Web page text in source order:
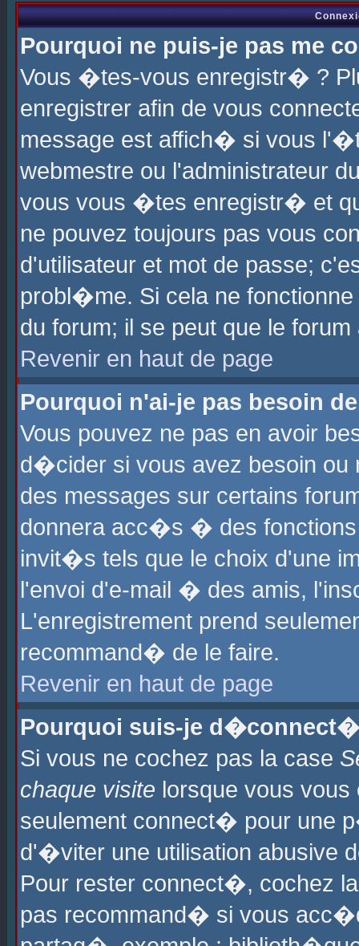
Pourquoi ne puis-je pas me
Vous �tes-vous enregistr� ?
enregistrer afin de vous
message est affich� si vous
webmestre ou l'administrateur
vous vous �tes enregistr� et
ne pouvez toujours pas vous
d'utilisateur et mot de passe;
probl�me. Si cela ne
du forum; il se peut que le
Revenir en haut de page
Pourquoi n'ai-je pas besoin
Vous pouvez ne pas en avoir
d�cider si vous avez besoin ou
des messages sur certains
donnera acc�s � des fonctions
invit�s tels que le choix d'une
l'envoi d'e-mail � des amis,
L'enregistrement prend
recommand� de le faire.
Revenir en haut de page
Pourquoi suis-je
Si vous ne cochez pas la case
chaque visite lorsque vous
seulement connect� pour une
d'�viter une utilisation abusive
Pour rester connect�, cochez
pas recommand� si vous